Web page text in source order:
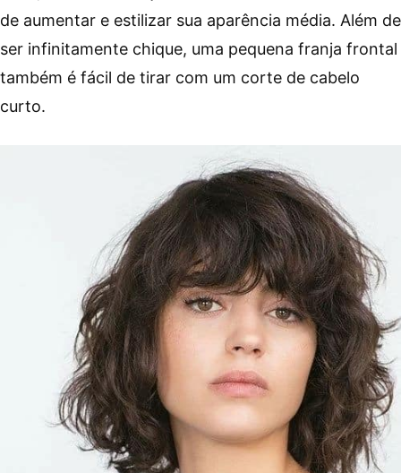
de aumentar e estilizar sua aparência média. Além de
ser infinitamente chique, uma pequena franja frontal
também é fácil de tirar com um corte de cabelo
curto.